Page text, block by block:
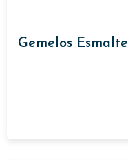
Gemelos Esmalte